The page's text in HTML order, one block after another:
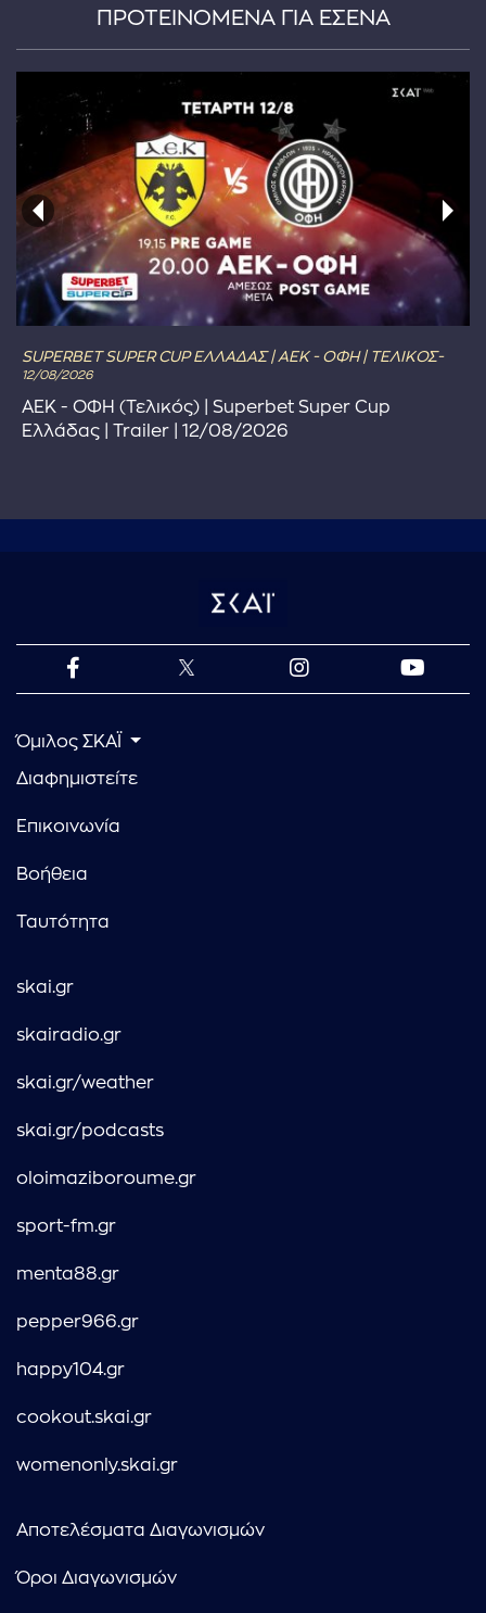
ΠΡΟΤΕΙΝΟΜΕΝΑ ΓΙΑ ΕΣΕΝΑ
SUPERBET SUPER CUP ΕΛΛΑΔΑΣ | ΑΕΚ - ΟΦΗ | ΤΕΛΙΚΟΣ-
12/08/2026
ΑΕΚ - ΟΦΗ (Τελικός) | Superbet Super Cup
Ελλάδας | Trailer | 12/08/2026
Όμιλος ΣΚΑΪ
Διαφημιστείτε
Επικοινωνία
Βοήθεια
Ταυτότητα
skai.gr
skairadio.gr
skai.gr/weather
skai.gr/podcasts
oloimaziboroume.gr
sport-fm.gr
menta88.gr
pepper966.gr
happy104.gr
cookout.skai.gr
womenonly.skai.gr
Αποτελέσματα Διαγωνισμών
Όροι Διαγωνισμών